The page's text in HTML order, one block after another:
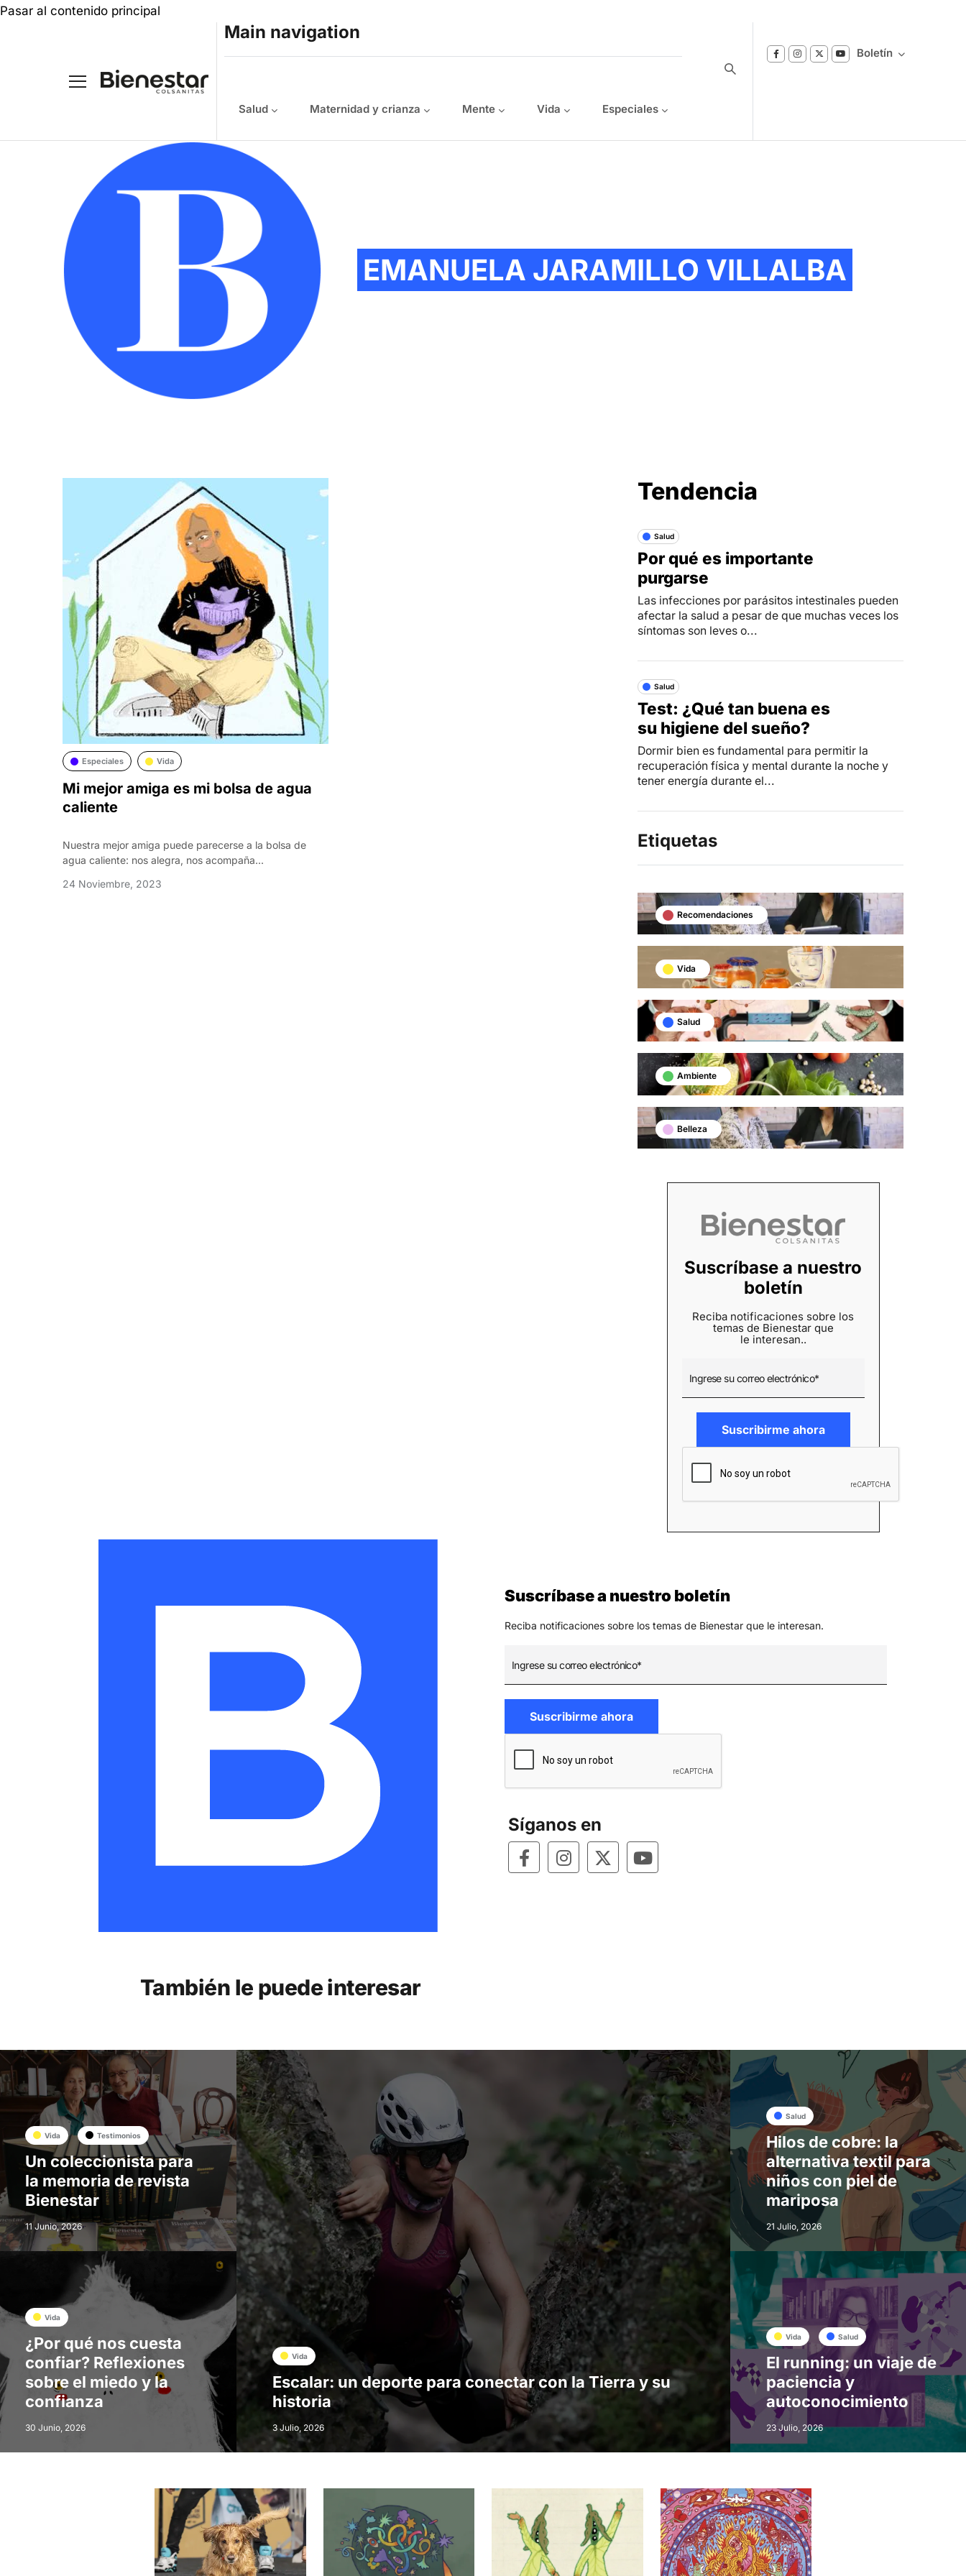
Pasar al contenido principal
Main navigation
Salud Maternidad y crianza Mente Vida Especiales
Boletín
EMANUELA JARAMILLO VILLALBA
Especiales Vida
Mi mejor amiga es mi bolsa de agua
caliente
Nuestra mejor amiga puede parecerse a la bolsa de
agua caliente: nos alegra, nos acompaña...
24 Noviembre, 2023
Tendencia
Salud
Por qué es importante
purgarse
Las infecciones por parásitos intestinales pueden
afectar la salud a pesar de que muchas veces los
síntomas son leves o...
Salud
Test: ¿Qué tan buena es
su higiene del sueño?
Dormir bien es fundamental para permitir la
recuperación física y mental durante la noche y
tener energía durante el...
Etiquetas
Recomendaciones
Vida
Salud
Ambiente
Belleza
Suscríbase a nuestro
boletín
Reciba notificaciones sobre los
temas de Bienestar que
le interesan..
Suscríbase a nuestro boletín
Reciba notificaciones sobre los temas de Bienestar que le interesan.
Síganos en
También le puede interesar
Vida Testimonios
Un coleccionista para
la memoria de revista
Bienestar
11 Junio, 2026
Vida
¿Por qué nos cuesta
confiar? Reflexiones
sobre el miedo y la
confianza
30 Junio, 2026
Vida
Escalar: un deporte para conectar con la Tierra y su
historia
3 Julio, 2026
Salud
Hilos de cobre: la
alternativa textil para
niños con piel de
mariposa
21 Julio, 2026
Vida Salud
El running: un viaje de
paciencia y
autoconocimiento
23 Julio, 2026